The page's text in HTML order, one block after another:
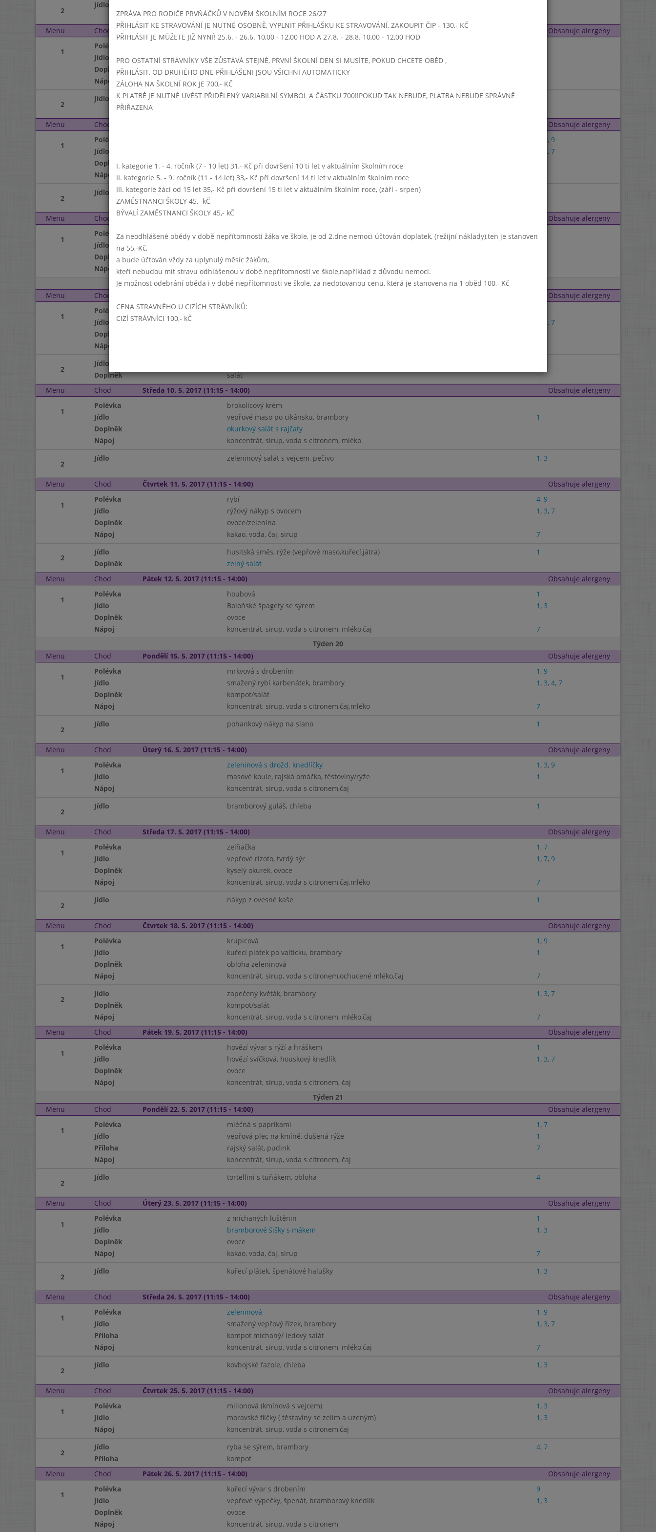
2
Jídlo
Menu Chod Středa 3. 5. 2017 (11:15 - 14:00) Obsahuje alergeny
1
Polévka
Jídlo
frankfurtská hovězí pečeně, těstoviny
Doplněk
zelný salát
Nápoj
koncentrát, sirup, voda s citronem
2
Jídlo pohádka mládí (dětská krupička)
Menu Chod Obsahuje alergeny
1
Polévka , 9
Jídlo
, 7
Doplněk
pomeranč
Nápoj
koncentrát, sirup, voda s citronem
2
Jídlo ukrajinský salát (brambory,ředkvička,smetana)
Menu Chod Pátek 5. 5. 2017 (11:15 - 14:00) Obsahuje alergeny
1
Polévka zeleninová 1
Jídlo
Doplněk
kompot/salát
Nápoj
koncentrát, sirup, voda s citronem, mléko
Týden 19
Menu
Chod Obsahuje alergeny
1
Polévka hrstková (míchané luštěniny)
Jídlo
, 7
Doplněk
Nápoj
2
Jídlo
Doplněk
salát
Menu
Chod Středa 10. 5. 2017 (11:15 - 14:00) Obsahuje alergeny
1
Polévka
brokolicový krém
Jídlo
vepřové maso po cikánsku, brambory
1
Doplněk
okurkový salát s rajčaty
Nápoj
koncentrát, sirup, voda s citronem, mléko
2
Jídlo zeleninový salát s vejcem, pečivo 1 , 3
Menu Chod Čtvrtek 11. 5. 2017 (11:15 - 14:00) Obsahuje alergeny
1
Polévka rybí 4, 9
Jídlo
rýžový nákyp s ovocem 1 , 3, 7
Doplněk
ovoce/zelenina
Nápoj
kakao, voda, čaj, sirup 7
2
Jídlo husitská směs, rýže (vepřové maso,kuřecí,játra)
1
Doplněk
zelný salát
Menu
Chod Pátek 12. 5. 2017 (11:15 - 14:00) Obsahuje alergeny
1
Polévka houbová
1
Jídlo
Boloňské špagety se sýrem 1 , 3
Doplněk
ovoce
Nápoj
koncentrát, sirup, voda s citronem, mléko,čaj
7
Týden 20
Menu
Chod Pondělí 15. 5. 2017 (11:15 - 14:00) Obsahuje alergeny
1
Polévka mrkvová s drobením 1 , 9
Jídlo
smažený rybí karbenátek, brambory 1 , 3, 4, 7
Doplněk
kompot/salát
Nápoj
koncentrát, sirup, voda s citronem,čaj,mléko 7
2
Jídlo pohankový nákyp na slano 1
Menu Chod Úterý 16. 5. 2017 (11:15 - 14:00) Obsahuje alergeny
1
Polévka zeleninová s drožd. knedlíčky 1 , 3, 9
Jídlo
masové koule, rajská omáčka, těstoviny/rýže
1
Nápoj
koncentrát, sirup, voda s citronem,čaj
2
Jídlo bramborový guláš, chleba 1
Menu Chod Středa 17. 5. 2017 (11:15 - 14:00) Obsahuje alergeny
1
Polévka zelňačka 1 , 7
Jídlo
vepřové rizoto, tvrdý sýr 1 , 7, 9
Doplněk
kyselý okurek, ovoce
Nápoj
koncentrát, sirup, voda s citronem,čaj,mléko 7
2
Jídlo nákyp z ovesné kaše 1
Menu Chod Čtvrtek 18. 5. 2017 (11:15 - 14:00) Obsahuje alergeny
1
Polévka krupicová 1 , 9
Jídlo
kuřecí plátek po valticku, brambory
1
Doplněk
obloha zeleninová
Nápoj
koncentrát, sirup, voda s citronem,ochucené mléko,čaj 7
2
Jídlo zapečený květák, brambory 1 , 3, 7
Doplněk
kompot/salát
Nápoj
koncentrát, sirup, voda s citronem, mléko,čaj
7
Menu
Chod Pátek 19. 5. 2017 (11:15 - 14:00) Obsahuje alergeny
1
Polévka hovězí vývar s rýží a hráškem
1
Jídlo
hovězí svíčková, houskový knedlík 1 , 3, 7
Doplněk
ovoce
Nápoj
koncentrát, sirup, voda s citronem, čaj
Týden 21
Menu
Chod Pondělí 22. 5. 2017 (11:15 - 14:00) Obsahuje alergeny
1
Polévka mléčná s paprikami 1 , 7
Jídlo
vepřová plec na kmíně, dušená rýže
1
Příloha
rajský salát, pudink
7
Nápoj
koncentrát, sirup, voda s citronem, čaj
2
Jídlo tortellini s tuňákem, obloha 4
Menu Chod Úterý 23. 5. 2017 (11:15 - 14:00) Obsahuje alergeny
1
Polévka z míchaných luštěnin
1
Jídlo
bramborové šišky s mákem 1 , 3
Doplněk
ovoce
Nápoj
kakao, voda, čaj, sirup 7
2
Jídlo kuřecí plátek, špenátové halušky 1 , 3
Menu Chod Středa 24. 5. 2017 (11:15 - 14:00) Obsahuje alergeny
1
Polévka zeleninová 1 , 9
Jídlo
smažený vepřový řízek, brambory 1 , 3, 7
Příloha
kompot míchaný/ ledový salát
Nápoj
koncentrát, sirup, voda s citronem, mléko,čaj 7
2
Jídlo kovbojské fazole, chleba 1 , 3
Menu Chod Čtvrtek 25. 5. 2017 (11:15 - 14:00) Obsahuje alergeny
1
Polévka milionová (kmínová s vejcem) 1 , 3
Jídlo
moravské flíčky ( těstoviny se zelím a uzeným) 1 , 3
Nápoj
koncentrát, sirup, voda s citronem,čaj
2
Jídlo ryba se sýrem, brambory 4, 7
Příloha
kompot
Menu
Chod Pátek 26. 5. 2017 (11:15 - 14:00) Obsahuje alergeny
1
Polévka kuřecí vývar s drobením
9
Jídlo
vepřové výpečky, špenát, bramborový knedlík 1 , 3
Doplněk
ovoce
Nápoj
koncentrát, sirup, voda s citronem
ZPRÁVA PRO RODIČE PRVŇÁČKŮ V NOVÉM ŠKOLNÍM ROCE 26/27
PŘIHLÁSIT KE STRAVOVÁNÍ JE NUTNÉ OSOBNĚ, VYPLNIT PŘIHLÁŠKU KE STRAVOVÁNÍ, ZAKOUPIT ČIP - 130,- KČ
PŘIHLÁSIT JE MŮŽETE JIŽ NYNÍ! 25.6. - 26.6. 10,00 - 12,00 HOD A 27.8. - 28.8. 10,00 - 12,00 HOD
PRO OSTATNÍ STRÁVNÍKY VŠE ZŮSTÁVÁ STEJNÉ, PRVNÍ ŠKOLNÍ DEN SI MUSÍTE, POKUD CHCETE OBĚD ,
PŘIHLÁSIT, OD DRUHÉHO DNE PŘIHLÁŠENI JSOU VŠICHNI AUTOMATICKY
ZÁLOHA NA ŠKOLNÍ ROK JE 700,- KČ
K PLATBĚ JE NUTNÉ UVÉST PŘIDĚLENÝ VARIABILNÍ SYMBOL A ČÁSTKU 700!!POKUD TAK NEBUDE, PLATBA NEBUDE SPRÁVNĚ
PŘIŘAZENA
I. kategorie 1. - 4. ročník (7 - 10 let) 31,- Kč při dovršení 10 ti let v aktuálním školním roce
II. kategorie 5. - 9. ročník (11 - 14 let) 33,- Kč při dovršení 14 ti let v aktuálním školním roce
III. kategorie žáci od 15 let 35,- Kč při dovršení 15 ti let v aktuálním školním roce, (září - srpen)
ZAMĚSTNANCI ŠKOLY 45,- kČ
BÝVALÍ ZAMĚSTNANCI ŠKOLY 45,- kČ
Za neodhlášené obědy v době nepřítomnosti žáka ve škole, je od 2.dne nemoci účtován doplatek, (režijní náklady),ten je stanoven
na 55,-Kč,
a bude účtován vždy za uplynulý měsíc žákům,
kteří nebudou mít stravu odhlášenou v době nepřítomnosti ve škole,například z důvodu nemoci.
Je možnost odebrání oběda i v době nepřítomnosti ve škole, za nedotovanou cenu, která je stanovena na 1 oběd 100,- Kč
CENA STRAVNÉHO U CIZÍCH STRÁVNÍKŮ:
CIZÍ STRÁVNÍCI 100,- kČ